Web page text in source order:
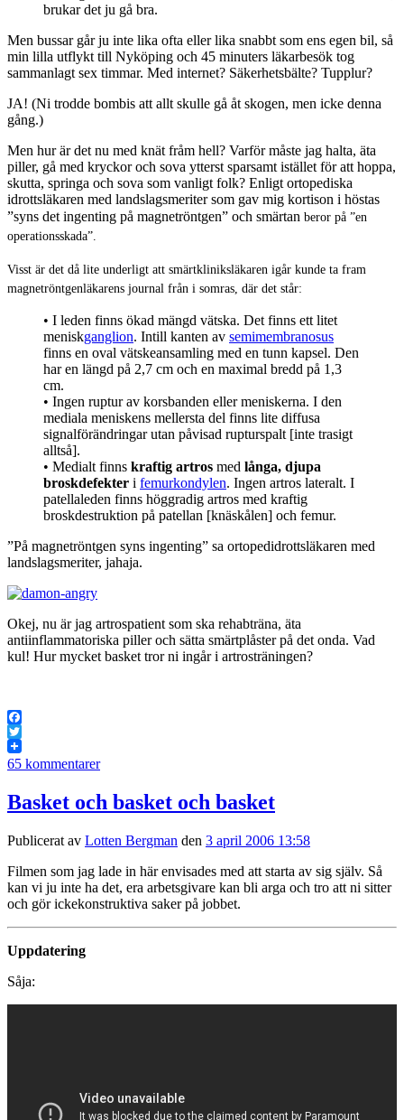
brukar det ju gå bra.
Men bussar går ju inte lika ofta eller lika snabbt som ens egen bil, så
min lilla utflykt till Nyköping och 45 minuters läkarbesök tog
sammanlagt sex timmar. Med internet? Säkerhetsbälte? Tupplur?
JA! (Ni trodde bombis att allt skulle gå åt skogen, men icke denna
gång.)
Men hur är det nu med knät fråm hell? Varför måste jag halta, äta
piller, gå med kryckor och sova ytterst sparsamt istället för att hoppa,
skutta, springa och sova som vanligt folk? Enligt ortopediska
idrottsläkaren med landslagsmeriter som gav mig kortison i höstas
”syns det ingenting på magnetröntgen” och smärtan beror på ”en
operationsskada”.
Visst är det då lite underligt att smärtkliniksläkaren igår kunde ta fram
magnetröntgenläkarens journal från i somras, där det står:
• I leden finns ökad mängd vätska. Det finns ett litet
meniskganglion. Intill kanten av semimembranosus
finns en oval vätskeansamling med en tunn kapsel. Den
har en längd på 2,7 cm och en maximal bredd på 1,3
cm.
• Ingen ruptur av korsbanden eller meniskerna. I den
mediala meniskens mellersta del finns lite diffusa
signalförändringar utan påvisad rupturspalt [inte trasigt
alltså].
• Medialt finns kraftig artros med långa, djupa
broskdefekter i femurkondylen. Ingen artros lateralt. I
patellaleden finns höggradig artros med kraftig
broskdestruktion på patellan [knäskålen] och femur.
”På magnetröntgen syns ingenting” sa ortopedidrottsläkaren med
landslagsmeriter, jahaja.
Okej, nu är jag artrospatient som ska rehabträna, äta
antiinflammatoriska piller och sätta smärtplåster på det onda. Vad
kul! Hur mycket basket tror ni ingår i artrosträningen?
Facebook
Twitter
65 kommentarer
Basket och basket och basket
Publicerat av Lotten Bergman den 3 april 2006 13:58
Filmen som jag lade in här envisades med att starta av sig själv. Så
kan vi ju inte ha det, era arbetsgivare kan bli arga och tro att ni sitter
och gör ickekonstruktiva saker på jobbet.
Uppdatering
Såja: